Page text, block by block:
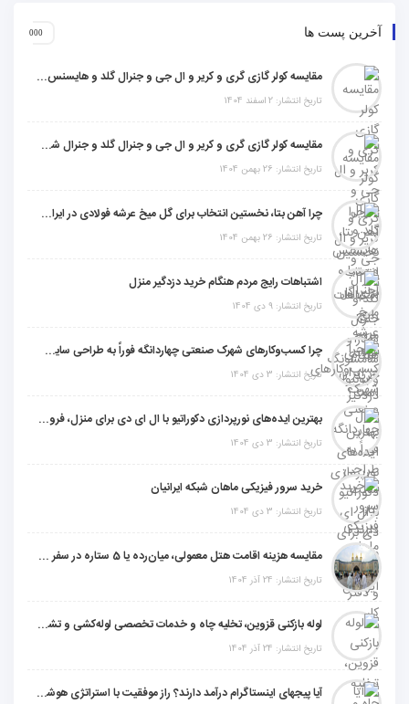
آخرین پست ها
مقایسه کولر گازی گری و کریر و ال جی و جنرال گلد و هایسنس و مدیا و اجنرال
تاریخ انتشار: 2 اسفند 1404
مقایسه کولر گازی گری و کریر و ال جی و جنرال گلد و جنرال شکار و سامسونگ و یونیوا
تاریخ انتشار: 26 بهمن 1404
چرا آهن بتا، نخستین انتخاب برای گل میخ عرشه فولادی در ایران است؟
تاریخ انتشار: 26 بهمن 1404
اشتباهات رایج مردم هنگام خرید دزدگیر منزل
تاریخ انتشار: 9 دی 1404
چرا کسب‌وکارهای شهرک صنعتی چهاردانگه فوراً به طراحی سایت نیاز دارند؟
تاریخ انتشار: 3 دی 1404
بهترین ایده‌های نورپردازی دکوراتیو با ال ای دی برای منزل، فروشگاه و دفتر کار
تاریخ انتشار: 3 دی 1404
خرید سرور فیزیکی ماهان شبکه ایرانیان
تاریخ انتشار: 3 دی 1404
مقایسه هزینه اقامت هتل معمولی، میان‌رده یا 5 ستاره در سفر زیارتی عراق
تاریخ انتشار: 24 آذر 1404
لوله بازکنی قزوین، تخلیه چاه و خدمات تخصصی لوله‌کشی و تشخیص ترکیدگی
تاریخ انتشار: 24 آذر 1404
آیا پیجهای اینستاگرام درآمد دارند؟ راز موفقیت با استراتژی هوشمندانه